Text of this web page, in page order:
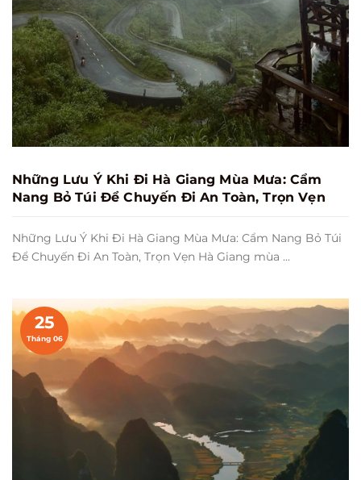
Những Lưu Ý Khi Đi Hà Giang Mùa Mưa: Cẩm
Nang Bỏ Túi Để Chuyến Đi An Toàn, Trọn Vẹn
Những Lưu Ý Khi Đi Hà Giang Mùa Mưa: Cẩm Nang Bỏ Túi
Để Chuyến Đi An Toàn, Trọn Vẹn Hà Giang mùa ...
25
Tháng 06